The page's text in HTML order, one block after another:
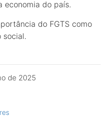
de 2025
economia do país.
do FGTS como
social.